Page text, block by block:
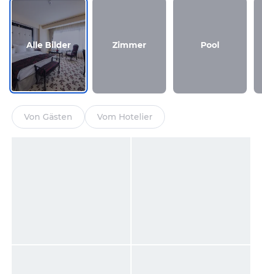
Alle Bilder Zimmer Pool
Von Gästen Vom Hotelier